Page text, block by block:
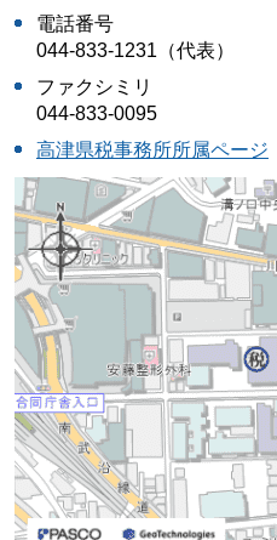
電話番号
044-833-1231（代表）
ファクシミリ
044-833-0095
高津県税事務所所属ページ